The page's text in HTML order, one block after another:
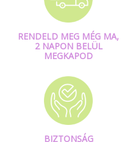
RENDELD MEG MÉG MA,
2 NAPON BELÜL
MEGKAPOD
BIZTONSÁG